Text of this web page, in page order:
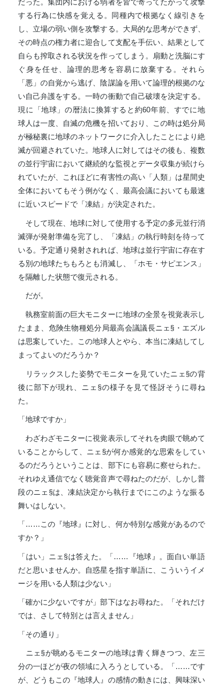
だった。集団内における弱者を皆で寄ってたかって攻撃
する行為に快感を覚える。同種内で根拠なく線引きを
し、立場の弱い側を攻撃する。大局的な思考ができず、
その時点の権力者に迎合して支配を手伝い、結果として
自らも搾取される状況を作ってしまう。扇動と洗脳にす
ぐ身を任せ、論理的思考を容易に放棄する。それら
「悪」の自覚から逃げ、陰謀論を用いて論理的根拠のな
い自己弁護をする。一時の衝動で自己破壊を決定する。
現に「地球」の暦法に換算すると約60年前、すでに地
球人は一度、自滅の危機を招いており、この時は処分局
が極秘裏に地球のネットワークに介入したことにより絶
滅が回避されていた。地球人に対してはその後も、複数
の並行宇宙において継続的な監視とデータ収集が続けら
れていたが、これほどに有害性の高い「人類」は星間史
全体においてもそう例がなく、最高会議においても最速
に近いスピードで「凍結」が決定された。
そして現在、地球に対して使用する予定の多元並行消
滅弾が発射準備を完了し、「凍結」の執行時刻を待って
いる。予定通り発射されれば、地球は並行宇宙に存在す
る別の地球たちもろとも消滅し、「ホモ・サピエンス」
を隔離した状態で復元される。
だが。
執務室前面の巨大モニターに地球の全景を視覚表示し
たまま、危険生物種処分局最高会議議長ニェ§・エズル
は思案していた。この地球人とやら、本当に凍結してし
まってよいのだろうか？
リラックスした姿勢でモニターを見ていたニェ§の背
後に部下が現れ、ニェ§の様子を見て怪訝そうに尋ね
た。
「地球ですか」
わざわざモニターに視覚表示してそれを肉眼で眺めて
いることからして、ニェ§が何か感覚的な思索をしてい
るのだろうということは、部下にも容易に察せられた。
それゆえ通信でなく聴覚音声で尋ねたのだが、しかし普
段のニェ§は、凍結決定から執行までにこのような振る
舞いはしない。
「……この『地球』に対し、何か特別な感覚があるので
すか？」
「はい」ニェ§は答えた。「……『地球』。面白い単語
だと思いませんか。自惑星を指す単語に、こういうイメ
ージを用いる人類は少ない」
「確かに少ないですが」部下はなお尋ねた。「それだけ
では、さして特別とは言えません」
「その通り」
ニェ§が眺めるモニターの地球は青く輝きつつ、左三
分の一ほどが夜の領域に入ろうとしている。「……です
が、どうもこの『地球人』の感情の動きには、興味深い